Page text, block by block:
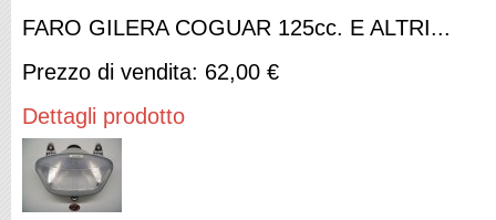
FARO GILERA COGUAR 125cc. E ALTRI...
Prezzo di vendita: 62,00 €
Dettagli prodotto